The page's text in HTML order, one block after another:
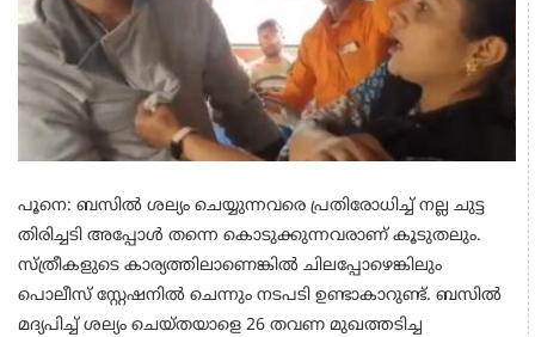
പൂനെ: ബസില്‍ ശല്യം ചെയ്യുന്നവരെ പ്രതിരോധിച്ച് നല്ല ചുട്ട
തിരിച്ചടി അപ്പോൾ തന്നെ കൊടുക്കുന്നവരാണ് കൂടുതലും.
സ്ത്രീകളുടെ കാര്യത്തിലാണെങ്കിൽ ചിലപ്പോഴെങ്കിലും
പൊലീസ് സ്റ്റേഷനിൽ ചെന്നും നടപടി ഉണ്ടാകാറുണ്ട്. ബസിൽ
മദ്യപിച്ച് ശല്യം ചെയ്തയാളെ 26 തവണ മുഖത്തടിച്ച